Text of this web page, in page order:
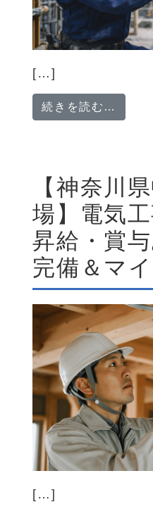
[…]
続きを読む…
【神奈川
場】電気
昇給・賞
完備＆マ
[…]